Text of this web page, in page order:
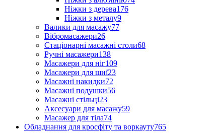
Ніжки з дерева176
Ніжки з металу9
Валики для масажу77
Вібромасажери26
Стаціонарні масажні столи68
Ручні масажери138
Масажери для ніг109
Масажери для шиї23
Масажні накидки72
Масажні подушки56
Масажні стільці23
Аксесуари для масажу59
Масажер для тіла74
Обладнання для кросфіту та воркауту765